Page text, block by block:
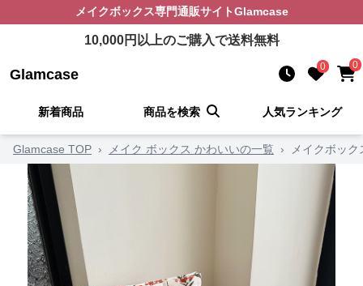
メイクボックス専門通販サイトGlamcase
10,000円以上のご購入で送料無料
Glamcase 0 0
新着商品 商品を検索 人気ランキング
Glamcase TOP › メイク ボックス かわいいの一覧 › メイクボッ